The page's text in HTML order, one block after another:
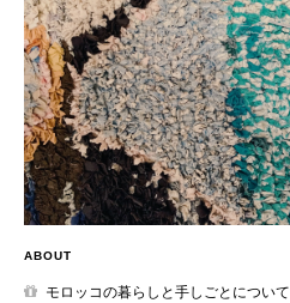
ABOUT
モロッコの暮らしと手しごとについて